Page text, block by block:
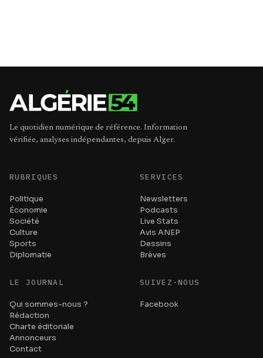
Le quotidien numérique de référence. Information
vérifiée, analyses indépendantes, depuis Alger.
RUBRIQUES
Politique
Économie
Société
Culture
Sports
Diplomatie
SERVICES
Newsletters
Podcasts
Live Stats
Avis ANEP
Dessins
Brèves
LE JOURNAL
Qui sommes-nous ?
Rédaction
Charte éditoriale
Annonceurs
Contact
SUIVEZ-NOUS
Facebook